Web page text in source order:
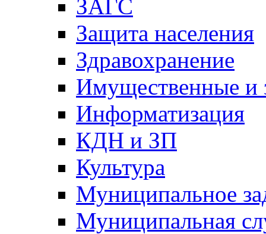
ЗАГС
Защита населения
Здравохранение
Имущественные и
Информатизация
КДН и ЗП
Культура
Муниципальное
Муниципальная